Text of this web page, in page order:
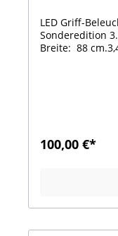
LED Griff-
Sonderedition
Breite: 88
100,00 €*